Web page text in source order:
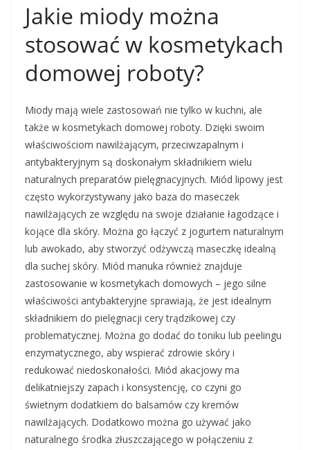
Jakie miody można
stosować w kosmetykach
domowej roboty?
Miody mają wiele zastosowań nie tylko w kuchni, ale
także w kosmetykach domowej roboty. Dzięki swoim
właściwościom nawilżającym, przeciwzapalnym i
antybakteryjnym są doskonałym składnikiem wielu
naturalnych preparatów pielęgnacyjnych. Miód lipowy jest
często wykorzystywany jako baza do maseczek
nawilżających ze względu na swoje działanie łagodzące i
kojące dla skóry. Można go łączyć z jogurtem naturalnym
lub awokado, aby stworzyć odżywczą maseczkę idealną
dla suchej skóry. Miód manuka również znajduje
zastosowanie w kosmetykach domowych – jego silne
właściwości antybakteryjne sprawiają, że jest idealnym
składnikiem do pielęgnacji cery trądzikowej czy
problematycznej. Można go dodać do toniku lub peelingu
enzymatycznego, aby wspierać zdrowie skóry i
redukować niedoskonałości. Miód akacjowy ma
delikatniejszy zapach i konsystencję, co czyni go
świetnym dodatkiem do balsamów czy kremów
nawilżających. Dodatkowo można go używać jako
naturalnego środka złuszczającego w połączeniu z